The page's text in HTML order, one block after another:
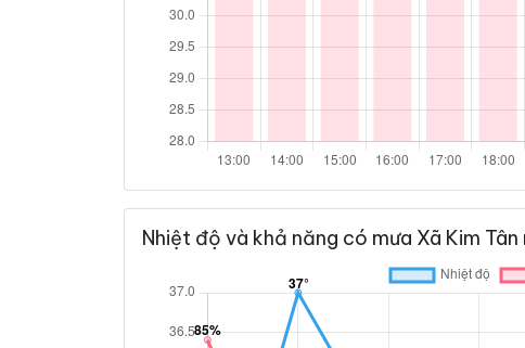
Nhiệt độ và khả năng có mưa Xã Kim